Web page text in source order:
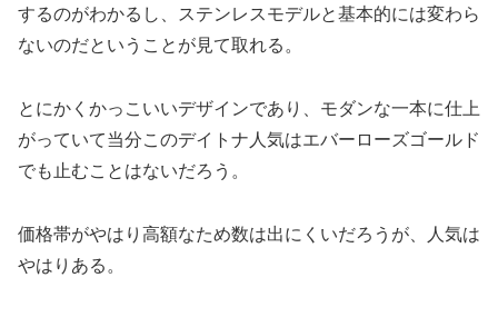
するのがわかるし、ステンレスモデルと基本的には変わら
ないのだということが見て取れる。
とにかくかっこいいデザインであり、モダンな一本に仕上
がっていて当分このデイトナ人気はエバーローズゴールド
でも止むことはないだろう。
価格帯がやはり高額なため数は出にくいだろうが、人気は
やはりある。